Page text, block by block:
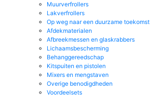
Muurverfrollers
Lakverfrollers
Op weg naar een duurzame toekomst
Afdekmaterialen
Afbreekmessen en glaskrabbers
Lichaamsbescherming
Behanggereedschap
Kitspuiten en pistolen
Mixers en mengstaven
Overige benodigdheden
Voordeelsets